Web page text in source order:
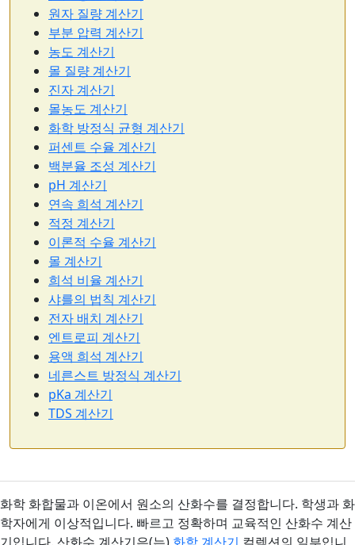
원자 질량 계산기
부분 압력 계산기
농도 계산기
몰 질량 계산기
진자 계산기
몰농도 계산기
화학 방정식 균형 계산기
퍼센트 수율 계산기
백분율 조성 계산기
pH 계산기
연속 희석 계산기
적정 계산기
이론적 수율 계산기
몰 계산기
희석 비율 계산기
샤를의 법칙 계산기
전자 배치 계산기
엔트로피 계산기
용액 희석 계산기
네른스트 방정식 계산기
pKa 계산기
TDS 계산기
화학 화합물과 이온에서 원소의 산화수를 결정합니다. 학생과 화
학자에게 이상적입니다. 빠르고 정확하며 교육적인 산화수 계산